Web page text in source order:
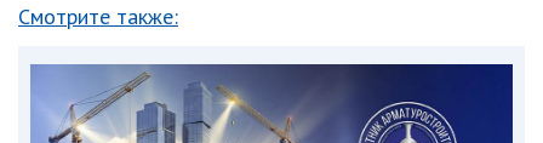
Смотрите также: